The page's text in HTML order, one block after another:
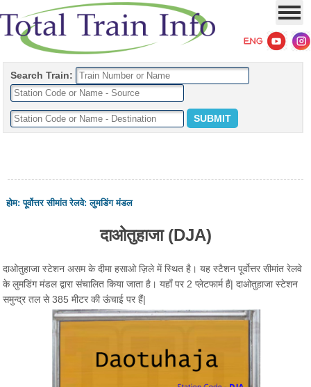
Search Train:
होम:पूर्वोत्तर सीमांत रेलवे:लुमडिंग मंडल
दाओतुहाजा (DJA)
दाओतुहाजा स्टेशन असम के दीमा हसाओ ज़िले में स्थित है। यह स्टैशन पूर्वोत्तर सीमांत रेलवे
के लुमडिंग मंडल द्वारा संचालित किया जाता है। यहाँ पर 2 प्लेटफार्म हैं| दाओतुहाजा स्टेशन
समुन्द्र तल से 385 मीटर की ऊंचाई पर हैं|